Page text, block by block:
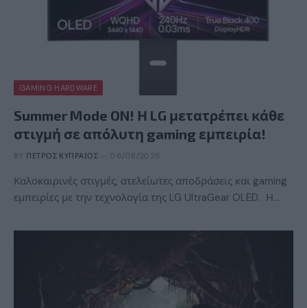
GAMING HARDWARE
Summer Mode ON! Η LG μετατρέπει κάθε
στιγμή σε απόλυτη gaming εμπειρία!
BY ΠΈΤΡΟΣ ΚΥΠΡΑΊΟΣ 06/08/2026
Καλοκαιρινές στιγμές, ατελείωτες αποδράσεις και gaming
εμπειρίες με την τεχνολογία της LG UltraGear OLED. Η…